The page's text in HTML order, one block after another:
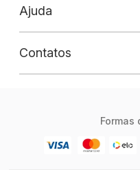
Ajuda
Contatos
Formas